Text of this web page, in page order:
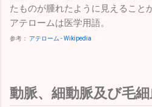
たものが腫れたように見えること
アテロームは医学用語。
参考： アテローム - Wikipedia
動脈、細動脈及び毛